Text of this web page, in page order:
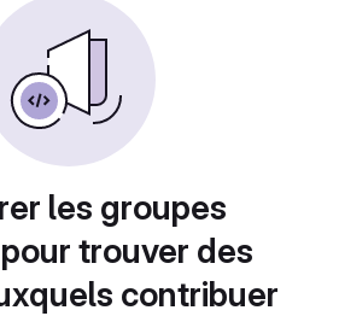
les groupes
trouver des
contribuer